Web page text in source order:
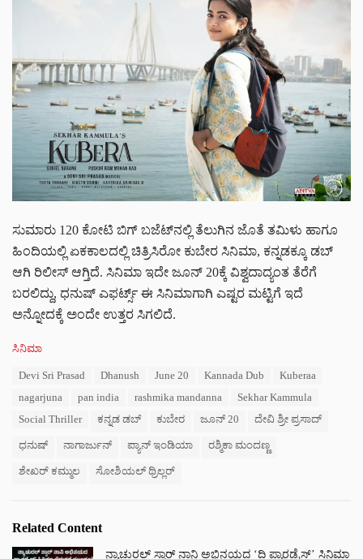
ಸುಮಾರು 120 ಕೋಟಿ ಬಿಗ್ ಬಜೆಟ್‌‌ನಲ್ಲಿ ತೆಲುಗಿನ ಜೊತೆ ತಮಿಳು ಹಾಗೂ
ಹಿಂದಿಯಲ್ಲಿ ಏಕಕಾಲದಲ್ಲಿ ಚಿತ್ರಿಸಿರೋ ಕುಬೇರ ಸಿನಿಮಾ, ಕನ್ನಡಕ್ಕೂ ಡಬ್
ಆಗಿ ರಿಲೀಸ್ ಆಗ್ತಿದೆ. ಸಿನಿಮಾ ಇದೇ ಜೂನ್ 20ಕ್ಕೆ ವಿಶ್ವದಾದ್ಯಂತ ತೆರೆಗೆ
ಬರಲಿದ್ದು, ಧನುಷ್ ಎಫರ್ಟ್ಸ್ ಈ ಸಿನಿಮಾಗಾಗಿ ಎಷ್ಟರ ಮಟ್ಟಿಗೆ ಇದೆ
ಅನ್ನೋದಕ್ಕೆ ಅಂದೇ ಉತ್ತರ ಸಿಗಲಿದೆ.
C
ಸಿನಿಮಾ
Devi Sri Prasad Dhanush June 20 Kannada Dub
Kuberaa
nagarjuna
pan india rashmika mandanna
Sekhar Kammula
Social Thriller
ಕನ್ನಡ ಡಬ್ ಕುಬೇರ ಜೂನ್ 20 ದೇವಿ ಶ್ರೀ ಪ್ರಸಾದ್
ಧನುಷ್ ನಾಗಾರ್ಜುನ್ ಪ್ಯಾನ್ ಇಂಡಿಯಾ ರಶ್ಮಿಕಾ ಮಂದಣ್ಣ
ಶೇಖರ್ ಕಮ್ಮುಲ ಸೋಶಿಯಲ್ ಥ್ರಿಲ್ಲರ್
Related Content
ನ್ಯಾಚುರಲ್ ಸ್ಟಾರ್ ನಾನಿ ಅಭಿನಯದ ‘ದಿ ಪ್ಯಾರಡೈಸ್’ ಸಿನಿಮಾ